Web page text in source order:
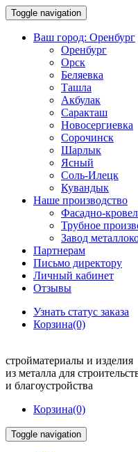
Toggle navigation
Ваш город: Оренбург
Оренбург
Орск
Беляевка
Ташла
Акбулак
Саракташ
Новосергиевка
Сорочинск
Шарлык
Ясный
Соль-Илецк
Кувандык
Наше производство
Фасадно-
Трубное
Завод
Партнерам
Письмо директору
Личный кабинет
Отзывы
Узнать статус заказа
Корзина(0)
стройматериалы и изделия
из металла для
и благоустройства
Корзина(0)
Toggle navigation